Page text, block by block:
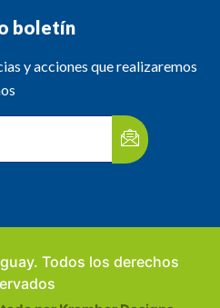
boletín
y acciones que realizaremos
Todos los derechos